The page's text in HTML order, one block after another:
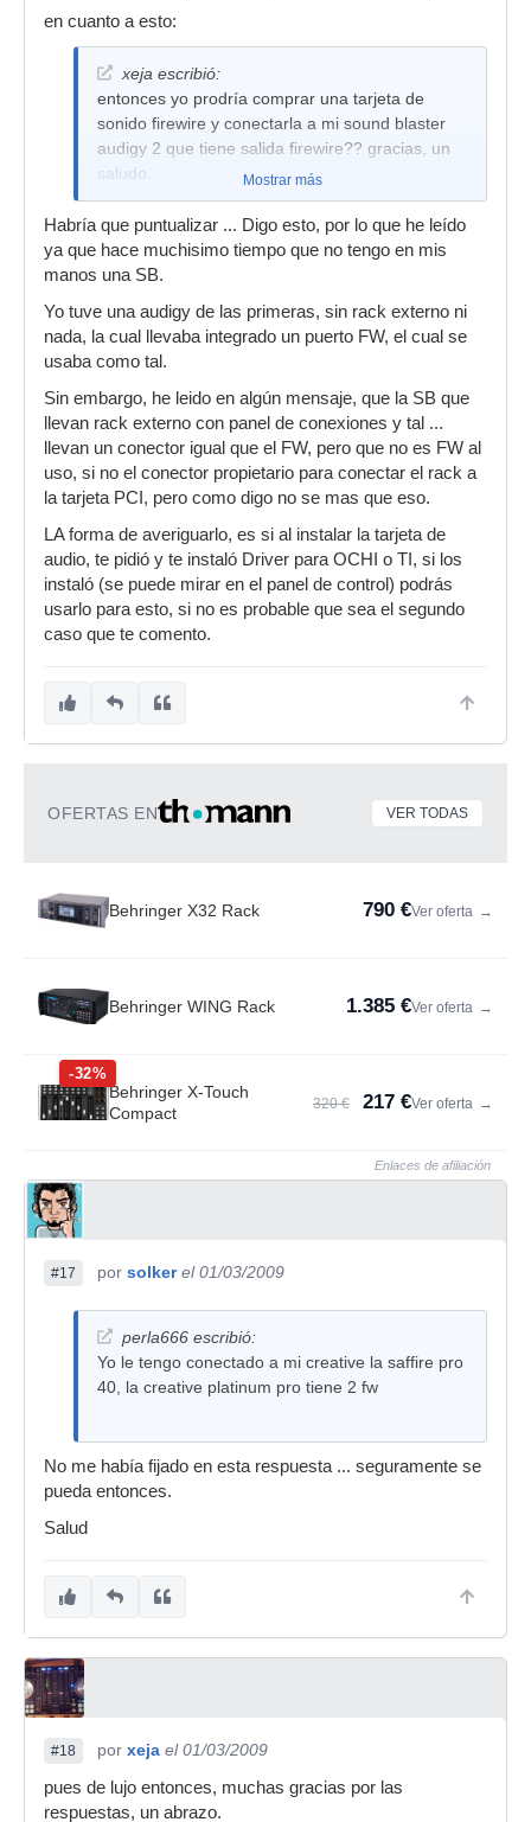
en cuanto a esto:
xeja escribió:
entonces yo prodría comprar una tarjeta de
sonido firewire y conectarla a mi sound blaster
audigy 2 que tiene salida firewire?? gracias, un
saludo.
Mostrar más
Habría que puntualizar ... Digo esto, por lo que he leído
ya que hace muchisimo tiempo que no tengo en mis
manos una SB.
Yo tuve una audigy de las primeras, sin rack externo ni
nada, la cual llevaba integrado un puerto FW, el cual se
usaba como tal.
Sin embargo, he leido en algún mensaje, que la SB que
llevan rack externo con panel de conexiones y tal ...
llevan un conector igual que el FW, pero que no es FW al
uso, si no el conector propietario para conectar el rack a
la tarjeta PCI, pero como digo no se mas que eso.
LA forma de averiguarlo, es si al instalar la tarjeta de
audio, te pidió y te instaló Driver para OCHI o TI, si los
instaló (se puede mirar en el panel de control) podrás
usarlo para esto, si no es probable que sea el segundo
caso que te comento.
OFERTAS EN VER TODAS
Behringer X32 Rack 790 €Ver oferta →
Behringer WING Rack 1.385 €Ver oferta →
-32%
Behringer X-Touch
Compact
320 € 217 €Ver oferta →
Enlaces de afiliación
#17 por solker el 01/03/2009
perla666 escribió:
Yo le tengo conectado a mi creative la saffire pro
40, la creative platinum pro tiene 2 fw
No me había fijado en esta respuesta ... seguramente se
pueda entonces.
Salud
#18 por xeja el 01/03/2009
pues de lujo entonces, muchas gracias por las
respuestas, un abrazo.